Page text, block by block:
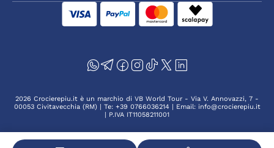
2026 Crocierepiu.it è un marchio di VB World Tour - Via V. Annovazzi, 7 -
00053 Civitavecchia (RM) | Te: +39 0766036214 | Email: info@crocierepiu.it
| P.IVA IT11058211001